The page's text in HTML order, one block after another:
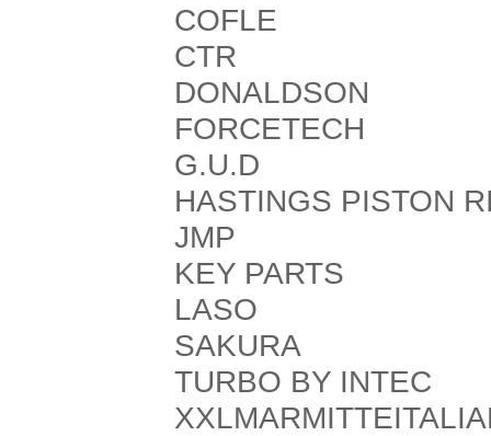
COFLE
CTR
DONALDSON
FORCETECH
G.U.D
HASTINGS PISTON
JMP
KEY PARTS
LASO
SAKURA
TURBO BY INTEC